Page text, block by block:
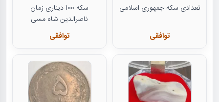
تعدادی سکه جمهوری اسلامی
توافقی
سکه 100 دیناری زمان
ناصرالدین شاه مسی
توافقی